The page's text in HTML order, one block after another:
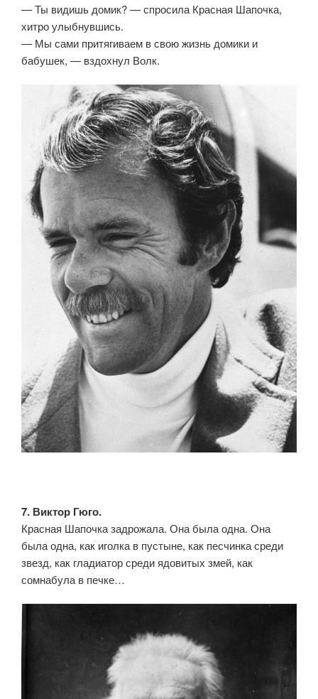
— Ты видишь домик? — спросила Красная Шапочка,
хитро улыбнувшись.
— Мы сами притягиваем в свою жизнь домики и
бабушек, — вздохнул Волк.
7. Виктор Гюго.
Красная Шапочка задрожала. Она была одна. Она
была одна, как иголка в пустыне, как песчинка среди
звезд, как гладиатор среди ядовитых змей, как
сомнабула в печке…